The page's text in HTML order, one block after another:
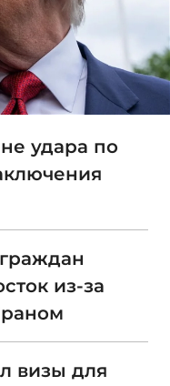
удара по
из-за
визы для